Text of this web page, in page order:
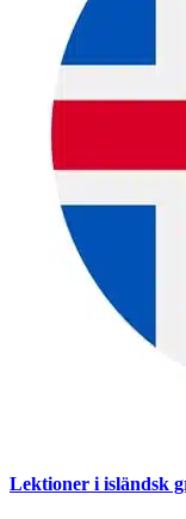
Lektioner i isländsk